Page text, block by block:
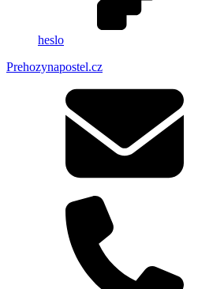
heslo
Prehozynapostel.cz